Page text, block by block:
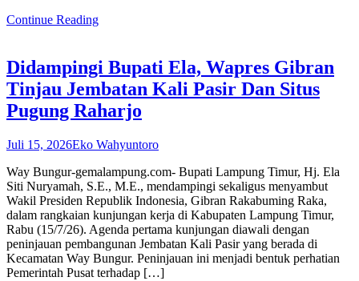
Continue Reading
Didampingi Bupati Ela, Wapres Gibran
Tinjau Jembatan Kali Pasir Dan Situs
Pugung Raharjo
Juli 15, 2026Eko Wahyuntoro
Way Bungur-gemalampung.com- Bupati Lampung Timur, Hj. Ela
Siti Nuryamah, S.E., M.E., mendampingi sekaligus menyambut
Wakil Presiden Republik Indonesia, Gibran Rakabuming Raka,
dalam rangkaian kunjungan kerja di Kabupaten Lampung Timur,
Rabu (15/7/26). Agenda pertama kunjungan diawali dengan
peninjauan pembangunan Jembatan Kali Pasir yang berada di
Kecamatan Way Bungur. Peninjauan ini menjadi bentuk perhatian
Pemerintah Pusat terhadap […]